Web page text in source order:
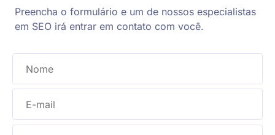
Preencha o formulário e um de nossos especialistas
em SEO irá entrar em contato com você.